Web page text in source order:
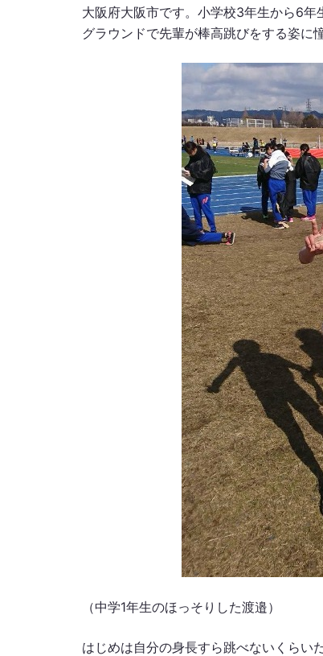
大阪府大阪市です。小学校3年生から6
グラウンドで先輩が棒高跳びをする姿に
（中学1年生のほっそりした渡邉）
はじめは自分の身長すら跳べないくらい